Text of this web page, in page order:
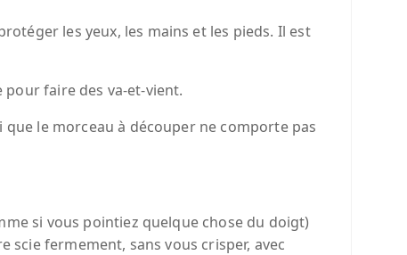
les yeux, les mains et les pieds. Il est
pour faire des va-et-vient.
le morceau à découper ne comporte pas
si vous pointiez quelque chose du doigt)
scie fermement, sans vous crisper, avec